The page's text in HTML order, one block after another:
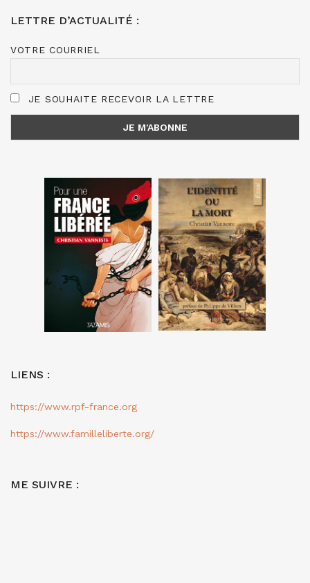
LETTRE D’ACTUALITÉ :
VOTRE COURRIEL
JE SOUHAITE RECEVOIR LA LETTRE
LIENS :
https://www.rpf-france.org
https://www.familleliberte.org/
ME SUIVRE :